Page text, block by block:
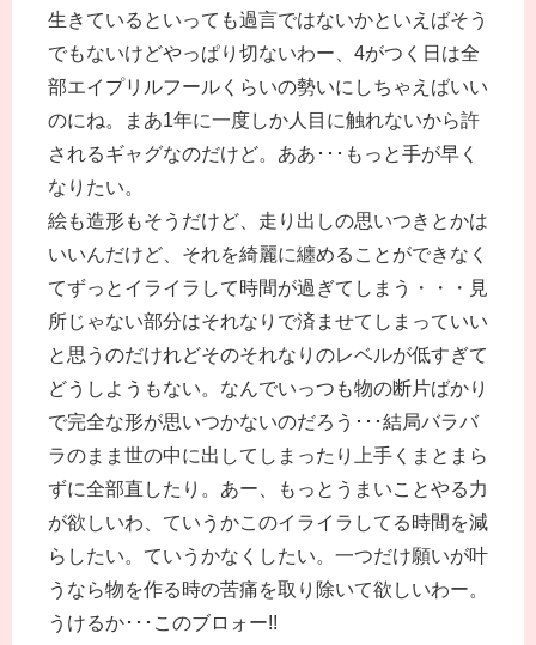
生きているといっても過言ではないかといえばそう
でもないけどやっぱり切ないわー、4がつく日は全
部エイプリルフールくらいの勢いにしちゃえばいい
のにね。まあ1年に一度しか人目に触れないから許
されるギャグなのだけど。ああ･･･もっと手が早く
なりたい。
絵も造形もそうだけど、走り出しの思いつきとかは
いいんだけど、それを綺麗に纏めることができなく
てずっとイライラして時間が過ぎてしまう・・・見
所じゃない部分はそれなりで済ませてしまっていい
と思うのだけれどそのそれなりのレベルが低すぎて
どうしようもない。なんでいっつも物の断片ばかり
で完全な形が思いつかないのだろう･･･結局バラバ
ラのまま世の中に出してしまったり上手くまとまら
ずに全部直したり。あー、もっとうまいことやる力
が欲しいわ、ていうかこのイライラしてる時間を減
らしたい。ていうかなくしたい。一つだけ願いが叶
うなら物を作る時の苦痛を取り除いて欲しいわー。
うけるか･･･このブロォー!!